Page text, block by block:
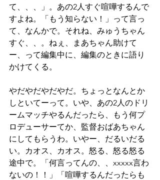
て、、、」。あの2人すぐ喧嘩するんで
すよね。「もう知らない！」って言っ
て、なんかで。それね、みゅうちゃん
すぐ、、。ねぇ、まあちゃん助けて
ー、って編集中に、編集のときに語り
かけてくる。
やだやだやだやだ。ちょっとなんとか
しといてーって。いや、あの2人のドリ
ームマッチやるんだったら、もう何プ
ロデューサーてか、監督おばあちゃん
にしてもらうわ。いやー、だるいだる
い。カオス、カオス。怒る、怒る怒る
途中で。「何言ってんの、、xxxxx言わ
ないの！！」「喧嘩するんだったらも